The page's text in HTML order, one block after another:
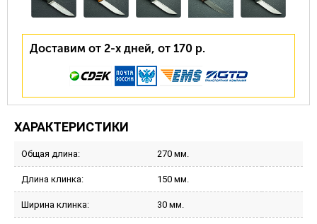
Доставим от 2-х дней, от 170 р.
ХАРАКТЕРИСТИКИ
Общая длина: 270 мм.
Длина клинка: 150 мм.
Ширина клинка: 30 мм.